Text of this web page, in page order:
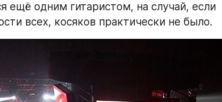
ещё одним гитаристом, на случай, если
всех, косяков практически не было.